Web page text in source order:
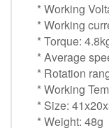
* Working
* Working
* Torque:
* Average
* Rotation
* Working
* Size:
* Weight: 48g